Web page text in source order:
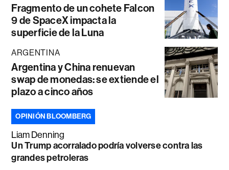
Fragmento de un cohete Falcon
9 de SpaceX impacta la
superficie de la Luna
ARGENTINA
Argentina y China renuevan
swap de monedas: se extiende el
plazo a cinco años
OPINIÓN BLOOMBERG
Liam Denning
Un Trump acorralado podría volverse contra las
grandes petroleras